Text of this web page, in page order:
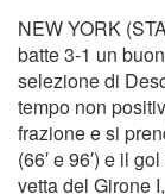
NEW YORK
batte 3-1 un
selezione di
tempo non
frazione e si
(66′ e 96′) e il
vetta del Girone